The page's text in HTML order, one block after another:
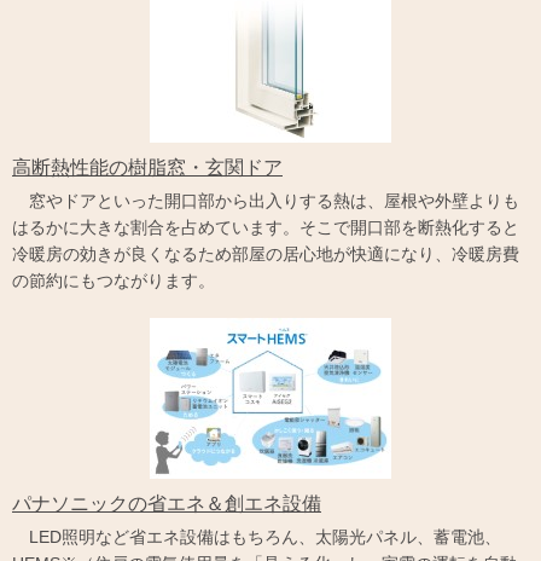
高断熱性能の樹脂窓・玄関ドア
窓やドアといった開口部から出入りする熱は、屋根や外壁よりも
はるかに大きな割合を占めています。そこで開口部を断熱化すると
冷暖房の効きが良くなるため部屋の居心地が快適になり、冷暖房費
の節約にもつながります。
パナソニックの省エネ＆創エネ設備
LED照明など省エネ設備はもちろん、太陽光パネル、蓄電池、